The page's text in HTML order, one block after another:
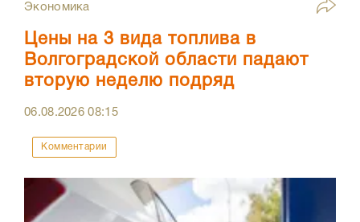
Экономика
Цены на 3 вида топлива в
Волгоградской области падают
вторую неделю подряд
06.08.202608:15
Комментарии